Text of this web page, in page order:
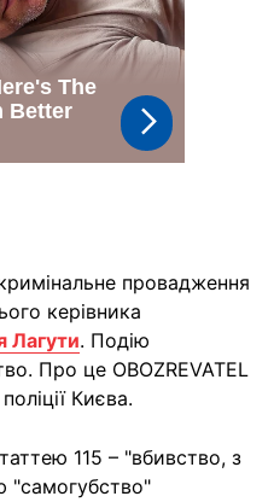
провадження
керівника
Лагути. Подію
Про це OBOZREVATEL
Києва.
115 – "вбивство, з
"самогубство"